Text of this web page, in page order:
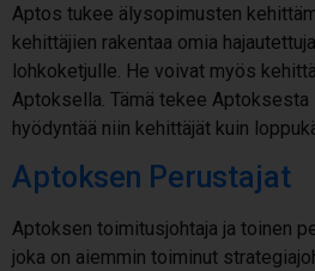
Aptos tukee älysopimusten
kehittäjien rakentaa omia
lohkoketjulle. He voivat myös
Aptoksella. Tämä tekee
hyödyntää niin kehittäjät kuin
Aptoksen Perustajat
Aptoksen toimitusjohtaja ja toinen
joka on aiemmin toiminut